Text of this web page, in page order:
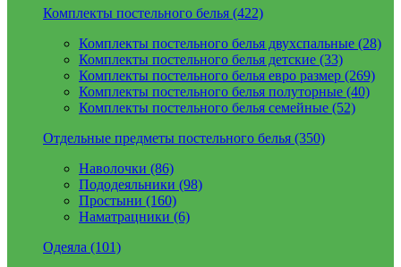
Комплекты постельного белья (422)
Комплекты постельного белья двухспальные (28)
Комплекты постельного белья детские (33)
Комплекты постельного белья евро размер (269)
Комплекты постельного белья полуторные (40)
Комплекты постельного белья семейные (52)
Отдельные предметы постельного белья (350)
Наволочки (86)
Пододеяльники (98)
Простыни (160)
Наматрацники (6)
Одеяла (101)